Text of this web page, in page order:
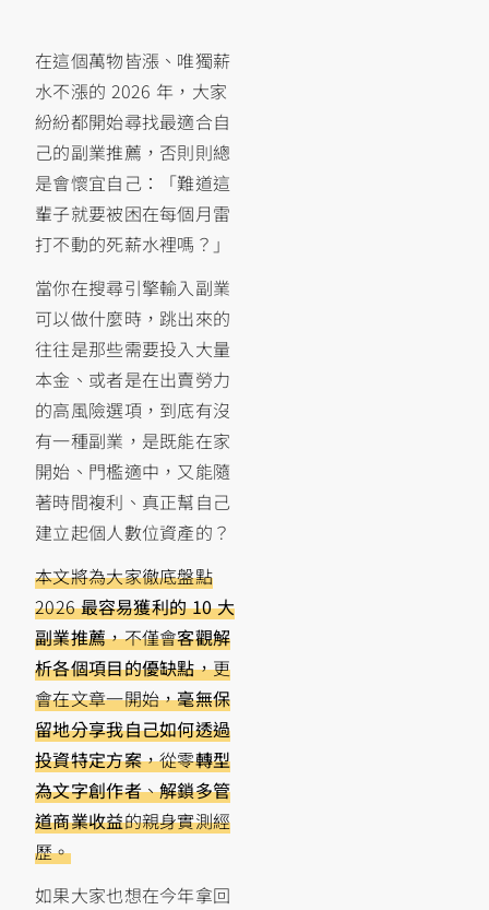
在這個萬物皆漲、唯獨薪
水不漲的 2026 年，大家
紛紛都開始尋找最適合自
己的副業推薦，否則則總
是會懷宜自己：「難道這
輩子就要被困在每個月雷
打不動的死薪水裡嗎？」
當你在搜尋引擎輸入副業
可以做什麼時，跳出來的
往往是那些需要投入大量
本金、或者是在出賣勞力
的高風險選項，到底有沒
有一種副業，是既能在家
開始、門檻適中，又能隨
著時間複利、真正幫自己
建立起個人數位資產的？
本文將為大家徹底盤點
2026最容易獲利的 10 大
副業推薦，不僅會客觀解
析各個項目的優缺點，更
會在文章一開始，毫無保
留地分享我自己如何透過
投資特定方案，從零轉型
為文字創作者、解鎖多管
道商業收益的親身實測經
歷。
如果大家也想在今年拿回